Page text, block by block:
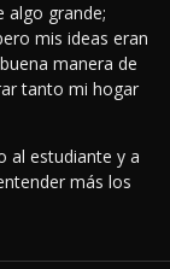
algo grande;
mis ideas eran
manera de
tanto mi hogar
al estudiante y a
más los